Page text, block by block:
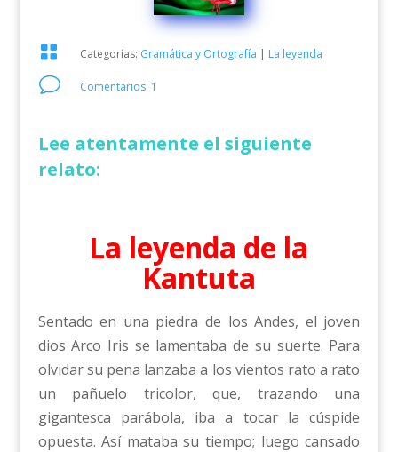
 Categorías: Gramática y Ortografía | La leyenda
v Comentarios: 1
Lee atentamente el siguiente
relato:
La leyenda de la
Kantuta
Sentado en una piedra de los Andes, el joven
dios Arco Iris se lamentaba de su suerte. Para
olvidar su pena lanzaba a los vientos rato a rato
un pañuelo tricolor, que, trazando una
gigantesca parábola, iba a tocar la cúspide
opuesta. Así mataba su tiempo; luego cansado